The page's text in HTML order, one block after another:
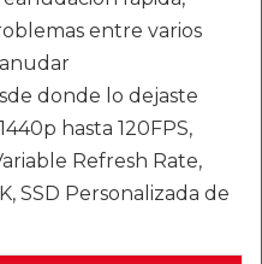
entre varios
donde lo dejaste
hasta 120FPS,
Refresh Rate,
SSD Personalizada de